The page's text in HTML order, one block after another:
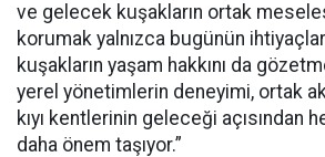
ve gelecek kuşakların ortak
korumak yalnızca bugünün
kuşakların yaşam hakkını da
yerel yönetimlerin deneyimi, ortak
kıyı kentlerinin geleceği açısından
daha önem taşıyor.”